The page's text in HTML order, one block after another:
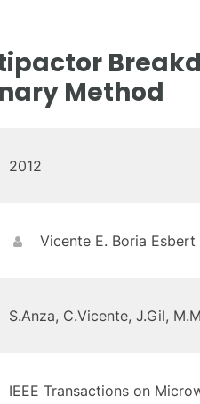
Method
2012
Vicente E. Boria Esbert
S.Anza, C.Vicente, J.Gil,
IEEE Transactions on